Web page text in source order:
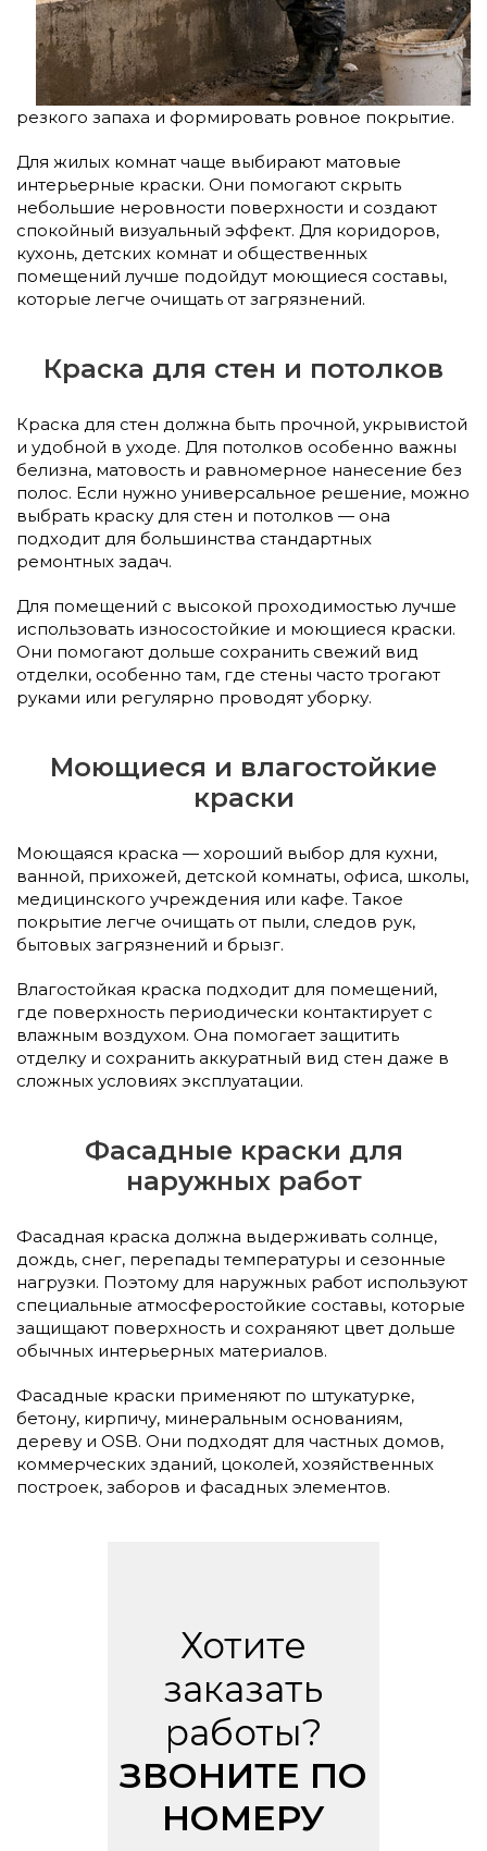
резкого запаха и формировать ровное покрытие.
Для жилых комнат чаще выбирают матовые
интерьерные краски. Они помогают скрыть
небольшие неровности поверхности и создают
спокойный визуальный эффект. Для коридоров,
кухонь, детских комнат и общественных
помещений лучше подойдут моющиеся составы,
которые легче очищать от загрязнений.
Краска для стен и потолков
Краска для стен должна быть прочной, укрывистой
и удобной в уходе. Для потолков особенно важны
белизна, матовость и равномерное нанесение без
полос. Если нужно универсальное решение, можно
выбрать краску для стен и потолков — она
подходит для большинства стандартных
ремонтных задач.
Для помещений с высокой проходимостью лучше
использовать износостойкие и моющиеся краски.
Они помогают дольше сохранить свежий вид
отделки, особенно там, где стены часто трогают
руками или регулярно проводят уборку.
Моющиеся и влагостойкие
краски
Моющаяся краска — хороший выбор для кухни,
ванной, прихожей, детской комнаты, офиса, школы,
медицинского учреждения или кафе. Такое
покрытие легче очищать от пыли, следов рук,
бытовых загрязнений и брызг.
Влагостойкая краска подходит для помещений,
где поверхность периодически контактирует с
влажным воздухом. Она помогает защитить
отделку и сохранить аккуратный вид стен даже в
сложных условиях эксплуатации.
Фасадные краски для
наружных работ
Фасадная краска должна выдерживать солнце,
дождь, снег, перепады температуры и сезонные
нагрузки. Поэтому для наружных работ используют
специальные атмосферостойкие составы, которые
защищают поверхность и сохраняют цвет дольше
обычных интерьерных материалов.
Фасадные краски применяют по штукатурке,
бетону, кирпичу, минеральным основаниям,
дереву и OSB. Они подходят для частных домов,
коммерческих зданий, цоколей, хозяйственных
построек, заборов и фасадных элементов.
Хотите
заказать
работы?
ЗВОНИТЕ ПО
НОМЕРУ